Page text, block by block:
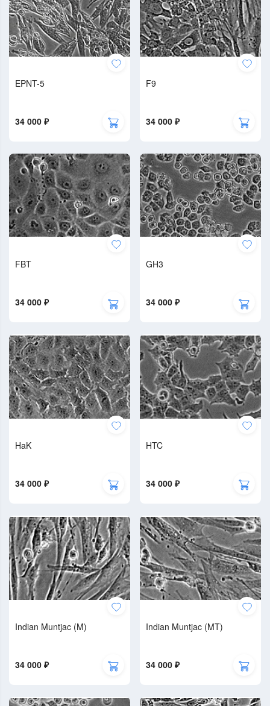
EPNT-5
34 000 ₽
F9
34 000 ₽
FBT
34 000 ₽
GH3
34 000 ₽
HaK
34 000 ₽
HTC
34 000 ₽
Indian Muntjac (M)
34 000 ₽
Indian Muntjac (MT)
34 000 ₽